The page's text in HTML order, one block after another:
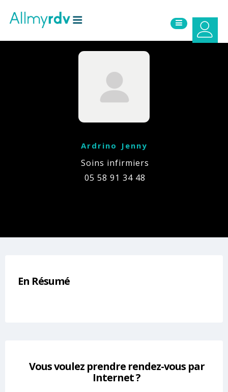
Ardrino Jenny
Soins infirmiers
05 58 91 34 48
En Résumé
Vous voulez prendre rendez-vous par
Internet ?